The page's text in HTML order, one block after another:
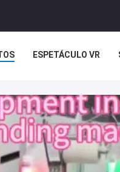
ESPETÁCULO VR